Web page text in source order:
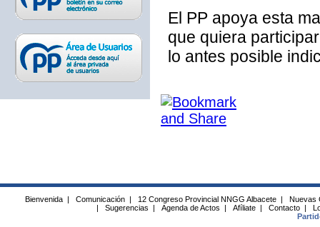
El PP apoya esta
que quiera
lo antes posible
Bienvenida | Comunicación | 12 Congreso Provincial NNGG Albacete |
Nuevas
|
Sugerencias | Agenda de Actos | Afíliate | Contacto |